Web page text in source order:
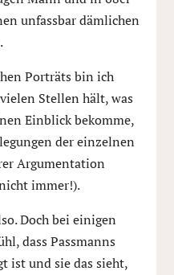
unfassbar dämlichen
Porträts bin ich
Stellen hält, was
Einblick bekomme,
der einzelnen
Argumentation
immer!).
Doch bei einigen
dass Passmanns
ist und sie das sieht,